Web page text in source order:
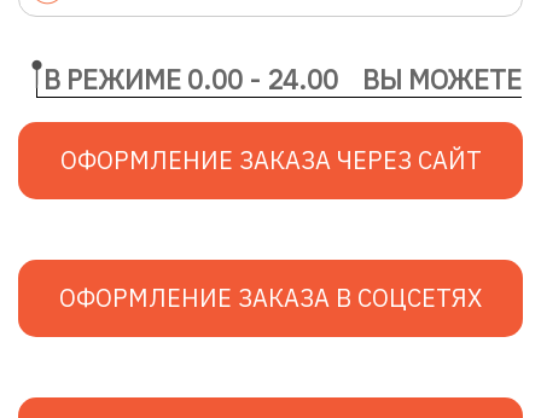
В РЕЖИМЕ 0.00 - 24.00 ВЫ МОЖЕТЕ
ОФОРМЛЕНИЕ ЗАКАЗА ЧЕРЕЗ САЙТ
ОФОРМЛЕНИЕ ЗАКАЗА В СОЦСЕТЯХ